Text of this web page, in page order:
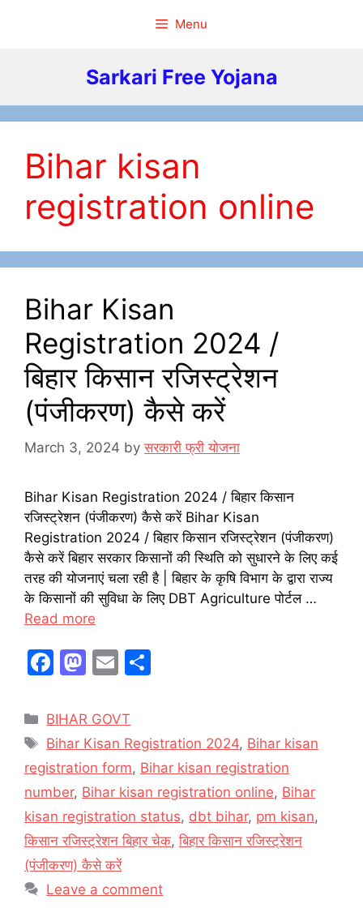
Menu
Sarkari Free Yojana
Bihar kisan
registration online
Bihar Kisan
Registration 2024 /
बिहार किसान रजिस्ट्रेशन
(पंजीकरण) कैसे करें
March 3, 2024 byसरकारी फ्री योजना
Bihar Kisan Registration 2024 / बिहार किसान
रजिस्ट्रेशन (पंजीकरण) कैसे करें Bihar Kisan
Registration 2024 / बिहार किसान रजिस्ट्रेशन (पंजीकरण)
कैसे करें बिहार सरकार किसानों की स्थिति को सुधारने के लिए कई
तरह की योजनाएं चला रही है | बिहार के कृषि विभाग के द्वारा राज्य
के किसानों की सुविधा के लिए DBT Agriculture पोर्टल …
Read more
F
c
e
b
o
o
k
M
st
o
d
o
n
E
ai
l
e
Categories
BIHAR GOVT
Tags
Bihar Kisan Registration 2024, Bihar kisan
registration form, Bihar kisan registration
number, Bihar kisan registration online, Bihar
kisan registration status, dbt bihar, pm kisan,
किसान रजिस्ट्रेशन बिहार चेक,बिहार किसान रजिस्ट्रेशन
(पंजीकरण) कैसे करें
Leave a comment